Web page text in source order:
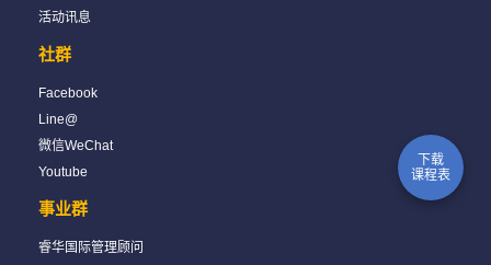
下载
课程表
活动讯息
社群
Facebook
Line@
微信WeChat
Youtube
事业群
睿华国际管理顾问